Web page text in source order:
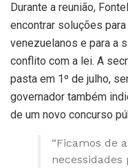
Durante a reunião,
encontrar soluções
venezuelanos e para a
conflito com a lei. A
pasta em 1º de julho,
governador também
de um novo concurso
“Ficamos de